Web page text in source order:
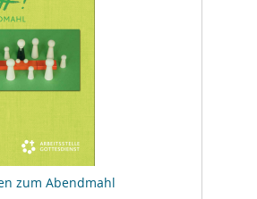
zum Abendmahl